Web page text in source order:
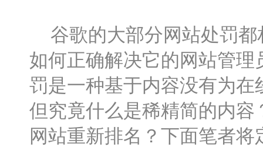
谷歌的大部分网站处罚都
如何正确解决它的网站管
罚是一种基于内容没有为
但究竟什么是稀精简的内
网站重新排名？下面笔者